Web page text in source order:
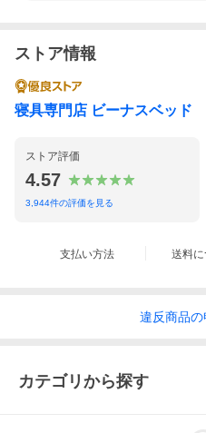
ストア情報
寝具専門店 ビーナスベッド
ストア評価
4.57
3,944件の評価を見る
支払い方法 送料
違反商品の
カテゴリから探す